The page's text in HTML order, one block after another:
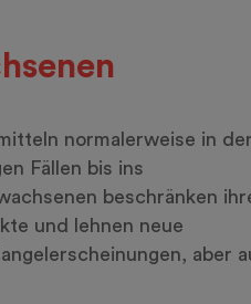
normalerweise in der
Fällen bis ins
beschränken
und lehnen neue
aber